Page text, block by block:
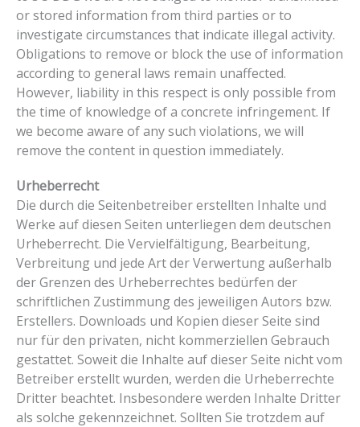
or stored information from third parties or to
investigate circumstances that indicate illegal activity.
Obligations to remove or block the use of information
according to general laws remain unaffected.
However, liability in this respect is only possible from
the time of knowledge of a concrete infringement. If
we become aware of any such violations, we will
remove the content in question immediately.
Urheberrecht
Die durch die Seitenbetreiber erstellten Inhalte und
Werke auf diesen Seiten unterliegen dem deutschen
Urheberrecht. Die Vervielfältigung, Bearbeitung,
Verbreitung und jede Art der Verwertung außerhalb
der Grenzen des Urheberrechtes bedürfen der
schriftlichen Zustimmung des jeweiligen Autors bzw.
Erstellers. Downloads und Kopien dieser Seite sind
nur für den privaten, nicht kommerziellen Gebrauch
gestattet. Soweit die Inhalte auf dieser Seite nicht vom
Betreiber erstellt wurden, werden die Urheberrechte
Dritter beachtet. Insbesondere werden Inhalte Dritter
als solche gekennzeichnet. Sollten Sie trotzdem auf